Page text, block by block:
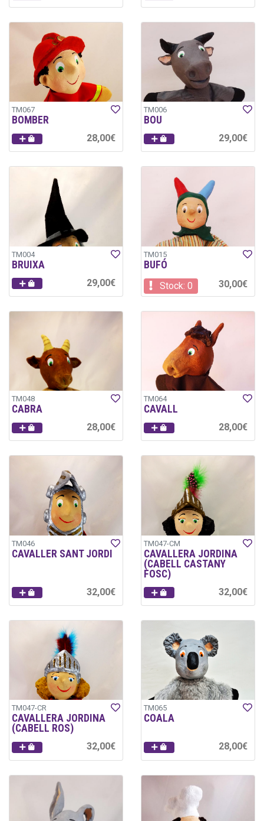
TM067
BOMBER
28,00€
TM006
BOU
29,00€
TM004
BRUIXA
29,00€
TM015
BUFÓ
Stock: 0 30,00€
TM048
CABRA
28,00€
TM064
CAVALL
28,00€
TM046
CAVALLER SANT JORDI
32,00€
TM047-CM
CAVALLERA JORDINA
(CABELL CASTANY
FOSC)
32,00€
TM047-CR
CAVALLERA JORDINA
(CABELL ROS)
32,00€
TM065
COALA
28,00€